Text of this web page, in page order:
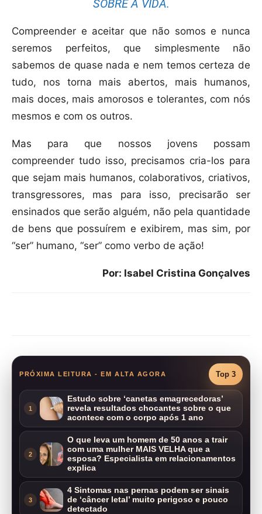
SOBRE A VIDA.
Compreender e aceitar que não somos e nunca
seremos perfeitos, que simplesmente não
sabemos de quase nada e nem temos certeza de
tudo, nos torna mais abertos, mais humanos,
mais doces, mais amorosos e tolerantes, com nós
mesmos e com os outros.
Mas para que nossos jovens possam
compreender tudo isso, precisamos cria-los para
que sejam mais humanos, colaborativos, criativos,
transgressores, mas para isso, precisarão ser
ensinados que serão alguém, não pela quantidade
de bens que possuírem e exibirem, mas sim, por
“ser” humano, “ser” como verbo de ação!
Por: Isabel Cristina Gonçalves
PRÓXIMA LEITURA - EM ALTA AGORA Top 3
1
Estudo sobre ‘canetas emagrecedoras’
revela resultados chocantes sobre o que
acontece com o corpo após 1 ano
2
O que leva um homem de 50 anos a trair
com uma mulher MAIS VELHA que a
esposa? Especialista em relacionamentos
explica
3
4 Sintomas nas pernas podem ser sinais
de ‘câncer letal’ muito perigoso e pouco
detectado